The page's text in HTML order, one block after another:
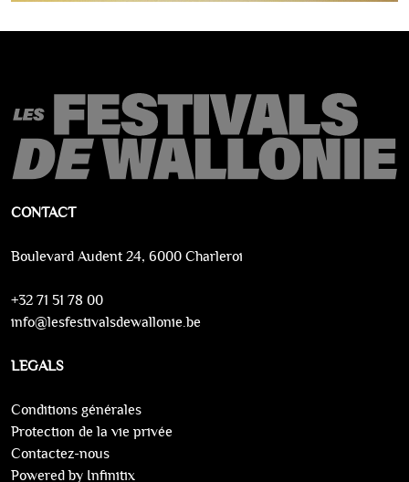
CONTACT
Boulevard Audent 24, 6000 Charleroi
+32 71 51 78 00
info@lesfestivalsdewallonie.be
LEGALS
Conditions générales
Protection de la vie privée
Contactez-nous
Powered by Infinitix